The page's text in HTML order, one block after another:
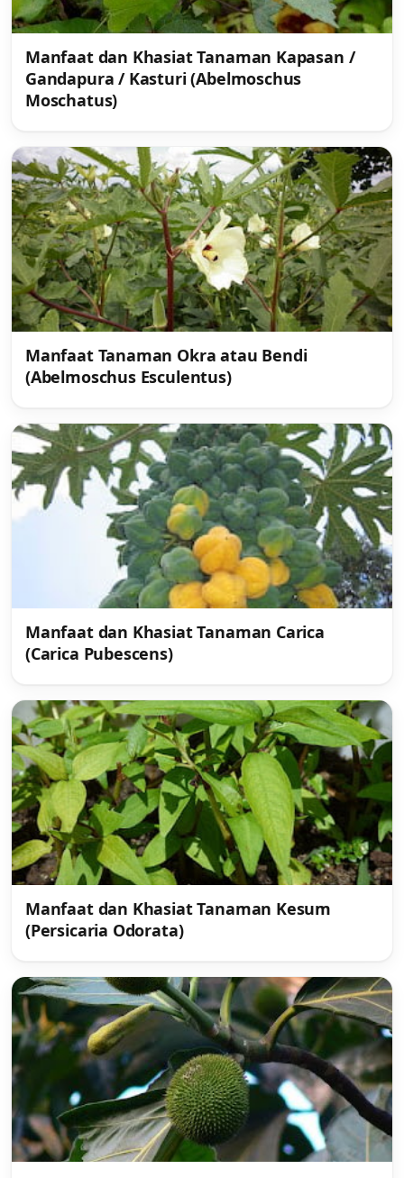
Manfaat dan Khasiat Tanaman Kapasan /
Gandapura / Kasturi (Abelmoschus
Moschatus)
Manfaat Tanaman Okra atau Bendi
(Abelmoschus Esculentus)
Manfaat dan Khasiat Tanaman Carica
(Carica Pubescens)
Manfaat dan Khasiat Tanaman Kesum
(Persicaria Odorata)